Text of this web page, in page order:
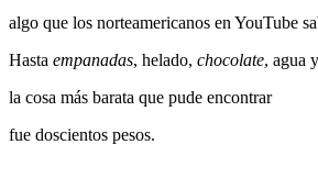
algo que los norteamericanos en YouTube
Hasta empanadas, helado, chocolate, agua
la cosa más barata que pude encontrar
fue doscientos pesos.